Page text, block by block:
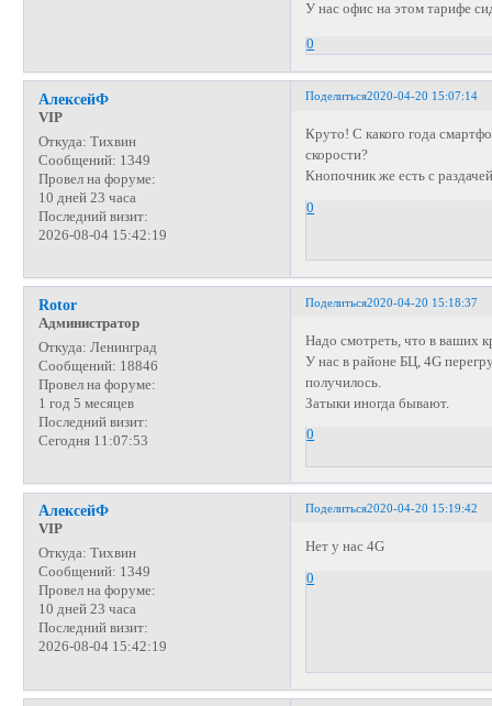
У нас офис на этом тарифе
0
Поделиться2020-04-20 15:07:14
АлексейФ
VIP
Откуда: Тихвин
Сообщений: 1349
Провел на форуме:
10 дней 23 часа
Последний визит:
2026-08-04 15:42:19
Круто! С какого года
скорости?
Кнопочник же есть с
0
Поделиться2020-04-20 15:18:37
Rotor
Администратор
Откуда: Ленинград
Сообщений: 18846
Провел на форуме:
1 год 5 месяцев
Последний визит:
Сегодня 11:07:53
Надо смотреть, что в ваших
У нас в районе БЦ, 4G
получилось.
Затыки иногда бывают.
0
Поделиться2020-04-20 15:19:42
АлексейФ
VIP
Откуда: Тихвин
Сообщений: 1349
Провел на форуме:
10 дней 23 часа
Последний визит:
2026-08-04 15:42:19
Нет у нас 4G
0